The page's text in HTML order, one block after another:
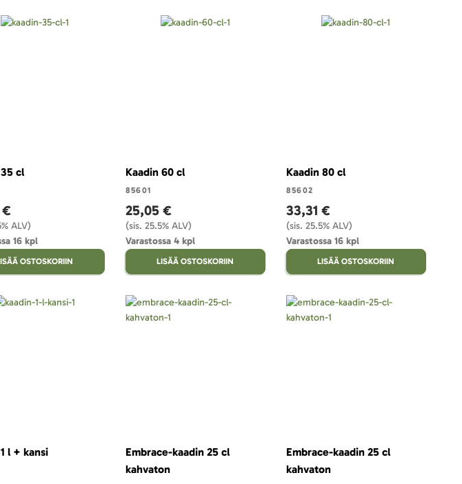
cl
€
ALV)
16 kpl
OSTOSKORIIN
Kaadin 60 cl
85601
25,05 €
(sis. 25.5% ALV)
Varastossa 4 kpl
LISÄÄ OSTOSKORIIN
Kaadin 80 cl
85602
33,31 €
(sis. 25.5% ALV)
Varastossa 16 kpl
LISÄÄ OSTOSKORIIN
l + kansi
Embrace-kaadin 25 cl
kahvaton
Embrace-kaadin 25 cl
kahvaton